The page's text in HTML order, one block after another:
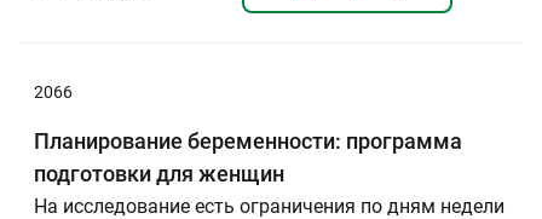
2066
Планирование беременности: программа
подготовки для женщин
На исследование есть ограничения по дням недели